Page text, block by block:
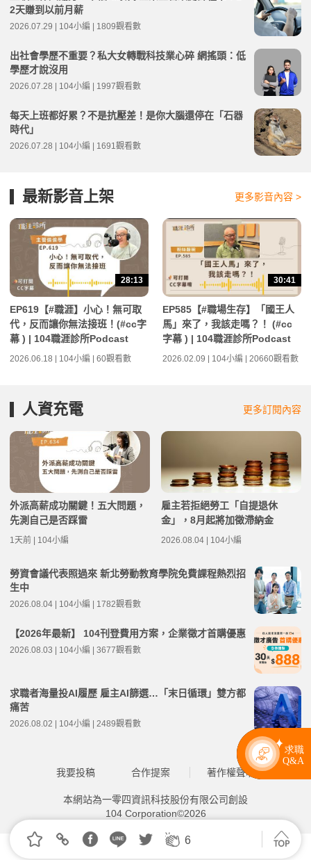
6
2天賺到以前月薪
2026.07.29 | 104小編 | 1809觀看數
出社會學歷不重要？私大女轉戰科技業心碎 網搖頭：低
學歷才說沒用
2026.07.28 | 104小編 | 1997觀看數
每天上班都好累？不是抗壓差！是你大腦還停在「石器
時代」
2026.07.28 | 104小編 | 1691觀看數
最新影音上架 更多影音內容 >
28:13
EP619【#職涯】小心！無可取
代，反而讓你無法接班！(#cc字
幕 ) | 104職涯診所Podcast
2026.06.18 | 104小編 | 60觀看數
30:41
EP585【#職場生存】「國王人
馬」來了，我該走嗎？！ (#cc
字幕 ) | 104職涯診所Podcast
2026.02.09 | 104小編 | 20660觀看數
人資充電 更多訂閱內容
外派高薪成功關鍵！五大問題，
先測自己是否踩雷
1天前 | 104小編
雇主若拒絕勞工「自提退休
金」，8月起將加徵滯納金
2026.08.04 | 104小編
勞資會議代表照過來 新北勞動教育學院免費課程熱烈招
生中
2026.08.04 | 104小編 | 1782觀看數
【2026年最新】 104刊登費用方案，企業徵才首購優惠
2026.08.03 | 104小編 | 3677觀看數
求職者海量投AI履歷 雇主AI篩選…「末日循環」雙方都
痛苦
2026.08.02 | 104小編 | 2489觀看數
我要投稿 合作提案 著作權聲明
本網站為一零四資訊科技股份有限公司創設
104 Corporation©2026